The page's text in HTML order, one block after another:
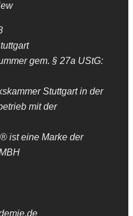
gem. § 27a UStG:
Stuttgart in der
mit der
ist eine Marke der